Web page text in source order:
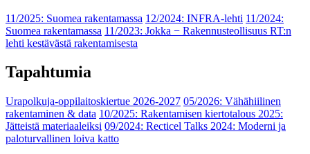
11/2025: Suomea rakentamassa 12/2024: INFRA-lehti 11/2024:
Suomea rakentamassa 11/2023: Jokka − Rakennusteollisuus RT:n
lehti kestävästä rakentamisesta
Tapahtumia
Urapolkuja-oppilaitoskiertue 2026-2027 05/2026: Vähähiilinen
rakentaminen & data 10/2025: Rakentamisen kiertotalous 2025:
Jätteistä materiaaleiksi 09/2024: Recticel Talks 2024: Moderni ja
paloturvallinen loiva katto